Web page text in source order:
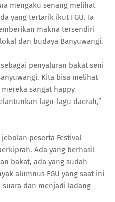
mengaku senang melihat
yang tertarik ikut FGU. Ia
makna tersendiri
dan budaya Banyuwangi.
penyaluran bakat seni
Kita bisa melihat
sangat happy
lagu-lagu daerah,”
peserta Festival
Ada yang berhasil
bakat, ada yang sudah
alumnus FGU yang saat ini
dan menjadi ladang